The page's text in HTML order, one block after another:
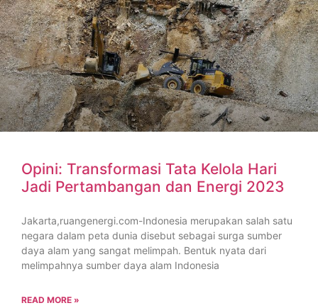
Opini: Transformasi Tata Kelola Hari
Jadi Pertambangan dan Energi 2023
Jakarta,ruangenergi.com-Indonesia merupakan salah satu
negara dalam peta dunia disebut sebagai surga sumber
daya alam yang sangat melimpah. Bentuk nyata dari
melimpahnya sumber daya alam Indonesia
READ MORE »